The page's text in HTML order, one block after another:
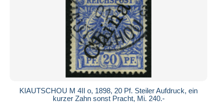
KIAUTSCHOU M 4II o, 1898, 20 Pf. Steiler Aufdruck, ein
kurzer Zahn sonst Pracht, Mi. 240.-